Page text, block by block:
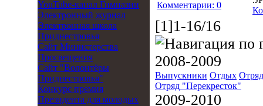
YouTube-канал Гимназии
Электронный журнал
Электронная школа
Приднестровья
Сайт Министерства
Просвещения
Сайт "Волонтёры
Приднестровья"
Конкурс премия
Президента для молодых
Комментарии: 0
[1]1-16/16
2008-2009
Выпускники Отдых
Отряд "Перекресток"
2009-2010